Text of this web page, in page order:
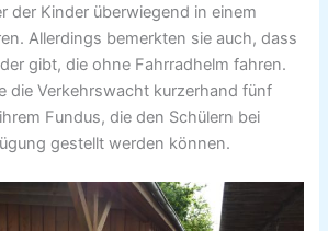
der Kinder überwiegend in einem
Allerdings bemerkten sie auch, dass
gibt, die ohne Fahrradhelm fahren.
die Verkehrswacht kurzerhand fünf
Fundus, die den Schülern bei
gestellt werden können.